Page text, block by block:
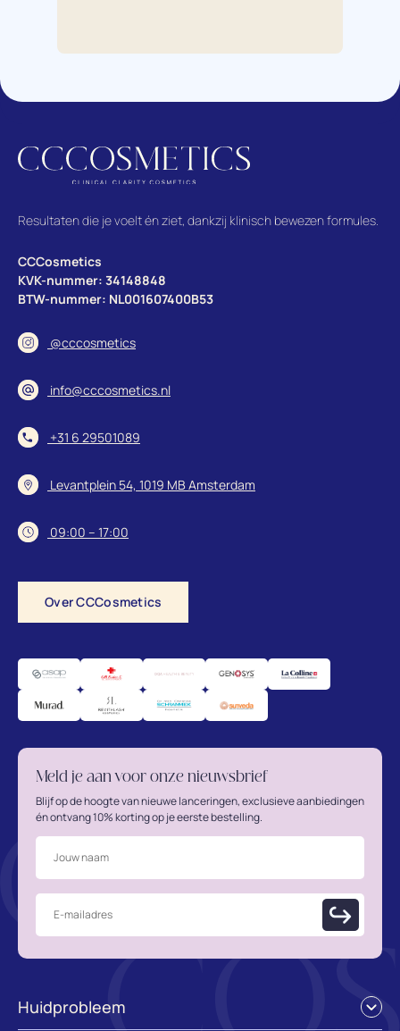
Resultaten die je voelt én ziet, dankzij klinisch bewezen formules.
CCCosmetics
KVK-nummer: 34148848
BTW-nummer: NL001607400B53
@cccosmetics
info@cccosmetics.nl
+31 6 29501089
Levantplein 54, 1019 MB Amsterdam
09:00 – 17:00
Over CCCosmetics
Meld je aan voor onze nieuwsbrief
Blijf op de hoogte van nieuwe lanceringen, exclusieve aanbiedingen
én ontvang 10% korting op je eerste bestelling.
Huidprobleem